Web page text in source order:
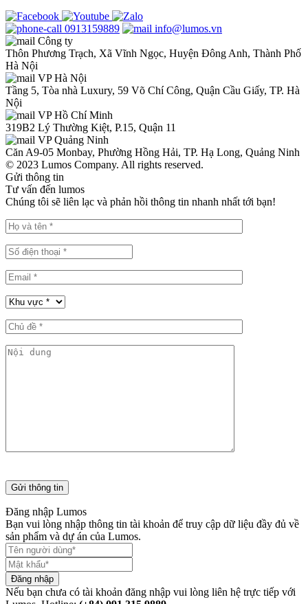
0913159889
info@lumos.vn
Công ty
Thôn Phương Trạch, Xã Vĩnh Ngọc, Huyện Đông Anh, Thành Phố
Hà Nội
VP Hà Nội
Tầng 5, Tòa nhà Luxury, 59 Võ Chí Công, Quận Cầu Giấy, TP. Hà
Nội
VP Hồ Chí Minh
319B2 Lý Thường Kiệt, P.15, Quận 11
VP Quảng Ninh
Căn A9-05 Monbay, Phường Hồng Hải, TP. Hạ Long, Quảng Ninh
© 2023 Lumos Company. All rights reserved.
Gửi thông tin
Tư vấn đến lumos
Chúng tôi sẽ liên lạc và phản hồi thông tin nhanh nhất tới bạn!
Đăng nhập Lumos
Bạn vui lòng nhập thông tin tài khoản để truy cập dữ liệu đầy đủ về
sản phẩm và dự án của Lumos.
Đăng nhập
Nếu bạn chưa có tài khoản đăng nhập vui lòng liên hệ trực tiếp với